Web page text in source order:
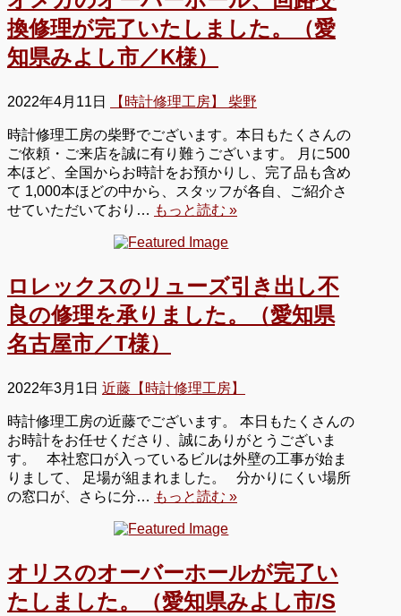
換修理が完了いたしました。（愛
知県みよし市／K様）
2022年4月11日 【時計修理工房】 柴野
時計修理工房の柴野でございます。本日もたくさんの
ご依頼・ご来店を誠に有り難うございます。 月に500
本ほど、全国からお時計をお預かりし、完了品も含め
て 1,000本ほどの中から、スタッフが各自、ご紹介さ
せていただいており… もっと読む »
ロレックスのリューズ引き出し不
良の修理を承りました。（愛知県
名古屋市／T様）
2022年3月1日 近藤【時計修理工房】
時計修理工房の近藤でございます。 本日もたくさんの
お時計をお任せくださり、誠にありがとうございま
す。 本社窓口が入っているビルは外壁の工事が始ま
りまして、 足場が組まれました。 分かりにくい場所
の窓口が、さらに分… もっと読む »
オリスのオーバーホールが完了い
たしました。（愛知県みよし市/S